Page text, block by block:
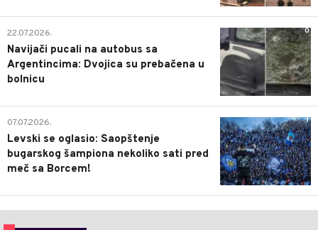
0
22.07.2026.
Navijači pucali na autobus sa
Argentincima: Dvojica su prebačena u
bolnicu
1
07.07.2026.
Levski se oglasio: Saopštenje
bugarskog šampiona nekoliko sati pred
meč sa Borcem!